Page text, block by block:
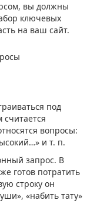
вы должны
ключевых
на ваш сайт.
под
вопросы:
и т. п.
запрос. В
готов потратить
строку он
«набить тату»